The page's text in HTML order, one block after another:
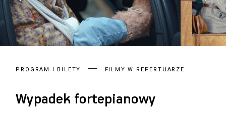
PROGRAM I BILETY FILMY W REPERTUARZE
Wypadek fortepianowy